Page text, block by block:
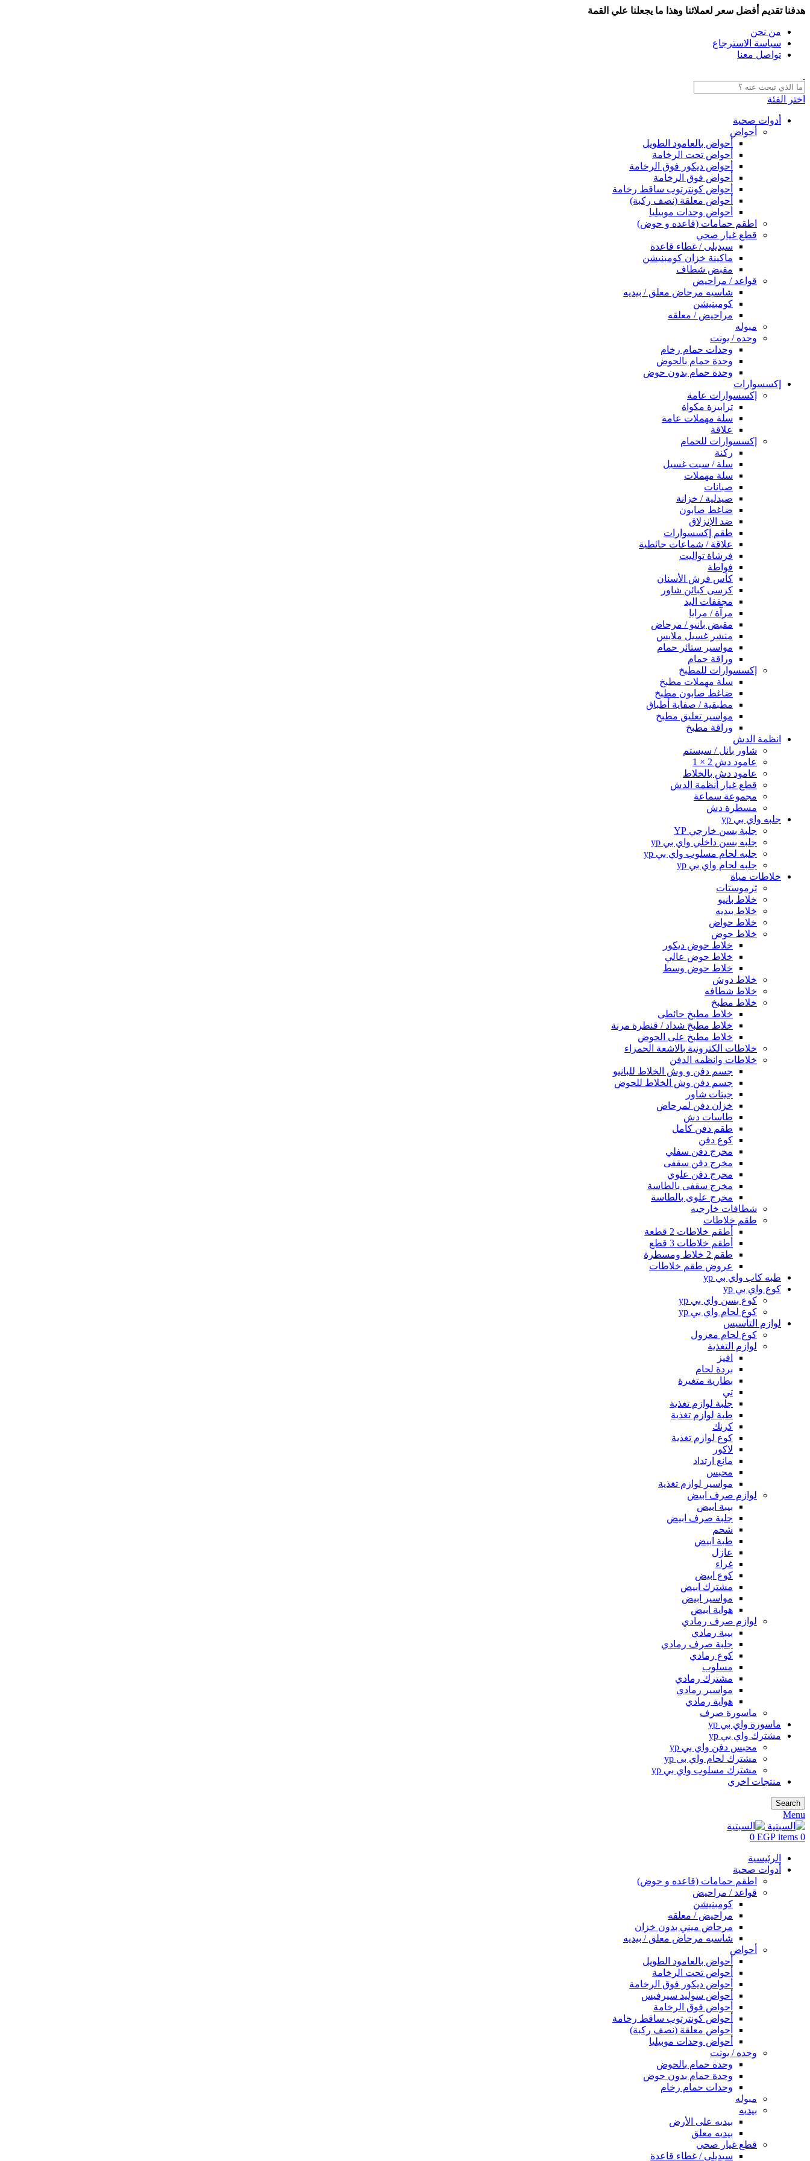
هدفنا تقديم أفضل سعر لعملائنا وهذا ما يجعلنا علي القمة
من نحن
سياسة الاسترجاع
تواصل معنا
اختر الفئة
أدوات صحية
أحواض
أحواض بالعامود الطويل
أحواض تحت الرخامة
أحواض ديكور فوق الرخامة
أحواض فوق الرخامة
أحواض كونترتوب ساقط رخامة
أحواض معلقة (نصف ركبة)
أحواض وحدات موبيليا
اطقم حمامات (قاعده و حوض)
قطع غيار صحي
سيديلى / غطاء قاعدة
ماكينة خزان كومبنيشن
مقبض شطاف
قواعد / مراحيض
شاسيه مرحاض معلق / بيديه
كومبنيشن
مراحيض / معلقه
مبوله
وحده / يونت
وحدات حمام رخام
وحدة حمام بالحوض
وحدة حمام بدون حوض
إكسسوارات
إكسسوارات عامة
ترابيزة مكواة
سلة مهملات عامة
علاقة
إكسسوارات للحمام
ركنة
سلة / سبت غسيل
سلة مهملات
صبانات
صيدلية / خزانة
ضاغط صابون
ضد الإنزلاق
طقم إكسسوارات
علاقة / شماعات حائطية
فرشاة تواليت
فواطة
كأس فرش الأسنان
كرسى كبائن شاور
مجففات اليد
مرآة / مرايا
مقبض بانيو / مرحاض
منشر غسيل ملابس
مواسير ستائر حمام
وراقة حمام
إكسسوارات للمطبخ
سلة مهملات مطبخ
ضاغط صابون مطبخ
مطبقية / صفاية أطباق
مواسير تعليق مطبخ
وراقة مطبخ
انظمة الدش
شاور بانل / سيستم
عامود دش 2 × 1
عامود دش بالخلاط
قطع غيار أنظمة الدش
مجموعة سماعة
مسطرة دش
جلبه واي بي yp
جلبة بسن خارجي YP
جلبه بسن داخلي واي بي yp
جلبه لحام مسلوب واي بي yp
جلبه لحام واي بي yp
خلاطات مياة
ثرموستات
خلاط بانيو
خلاط بيديه
خلاط حواض
خلاط حوض
خلاط حوض ديكور
خلاط حوض عالي
خلاط حوض وسط
خلاط دوش
خلاط شطافه
خلاط مطبخ
خلاط مطبخ حائطى
خلاط مطبخ شداد / قنطرة مرنة
خلاط مطبخ على الحوض
خلاطات الكترونية بالاشعة الحمراء
خلاطات وانظمه الدفن
جسم دفن و وش الخلاط للبانيو
جسم دفن وش الخلاط للحوض
جيتات شاور
خزان دفن لمرحاض
طاسات دش
طقم دفن كامل
كوع دفن
مخرج دفن سفلي
مخرج دفن سقفى
مخرج دفن علوي
مخرج سقفى بالطاسة
مخرج علوى بالطاسة
شطافات خارجيه
طقم خلاطات
أطقم خلاطات 2 قطعة
أطقم خلاطات 3 قطع
طقم 2 خلاط ومسطرة
عروض طقم خلاطات
طبه كاب واي بي yp
كوع واي بي yp
كوع بسن واي بي yp
كوع لحام واي بي yp
لوازم التأسيس
كوع لحام معزول
لوازم التغذية
افيز
بردة لحام
بطارية متغيرة
تي
جلبة لوازم تغذية
طبة لوازم تغذية
كرنك
كوع لوازم تغذية
لاكور
مانع ارتداد
محبس
مواسير لوازم تغذية
لوازم صرف ابيض
بيبة ابيض
جلبة صرف ابيض
شحم
طبة ابيض
عازل
غراء
كوع ابيض
مشترك ابيض
مواسير ابيض
هواية ابيض
لوازم صرف رمادي
بيبة رمادي
جلبة صرف رمادي
كوع رمادي
مسلوب
مشترك رمادي
مواسير رمادي
هواية رمادي
ماسورة صرف
ماسورة واي بي yp
مشترك واي بي yp
محبس دفن واي بي yp
مشترك لحام واي بي yp
مشترك مسلوب واي بي yp
منتجات اخري
Search
Menu
0
items
0 EGP
الرئيسية
أدوات صحية
اطقم حمامات (قاعده و حوض)
قواعد / مراحيض
كومبنيشن
مراحيض / معلقه
مرحاض ميني بدون خزان
شاسيه مرحاض معلق / بيديه
أحواض
أحواض بالعامود الطويل
أحواض تحت الرخامة
أحواض ديكور فوق الرخامة
أحواض سوليد سيرفيس
أحواض فوق الرخامة
أحواض كونترتوب ساقط رخامة
أحواض معلقة (نصف ركبة)
أحواض وحدات موبيليا
وحده / يونت
وحدة حمام بالحوض
وحدة حمام بدون حوض
وحدات حمام رخام
مبوله
بيديه
بيديه على الأرض
بيديه معلق
قطع غيار صحي
سيديلى / غطاء قاعدة